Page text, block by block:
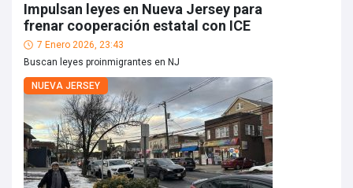
Impulsan leyes en Nueva Jersey para
frenar cooperación estatal con ICE
7 Enero 2026, 23:43
Buscan leyes proinmigrantes en NJ
NUEVA JERSEY